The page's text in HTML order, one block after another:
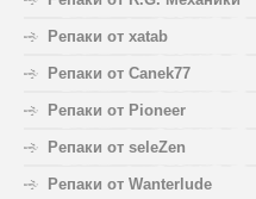
Репаки от xatab
Репаки от Canek77
Репаки от Pioneer
Репаки от seleZen
Репаки от Wanterlude